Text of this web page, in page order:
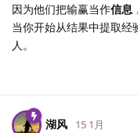
因为他们把输赢当作信息
当你开始从结果中提取经
人。
湖风 15 1月